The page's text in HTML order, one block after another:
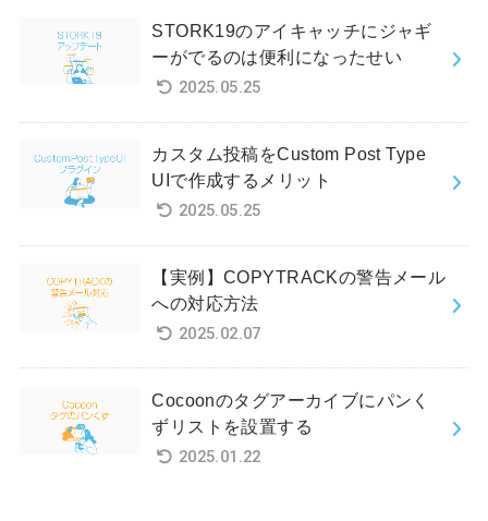
STORK19のアイキャッチにジャギ
ーがでるのは便利になったせい
2025.05.25
カスタム投稿をCustom Post Type
UIで作成するメリット
2025.05.25
【実例】COPYTRACKの警告メール
への対応方法
2025.02.07
Cocoonのタグアーカイブにパンく
ずリストを設置する
2025.01.22